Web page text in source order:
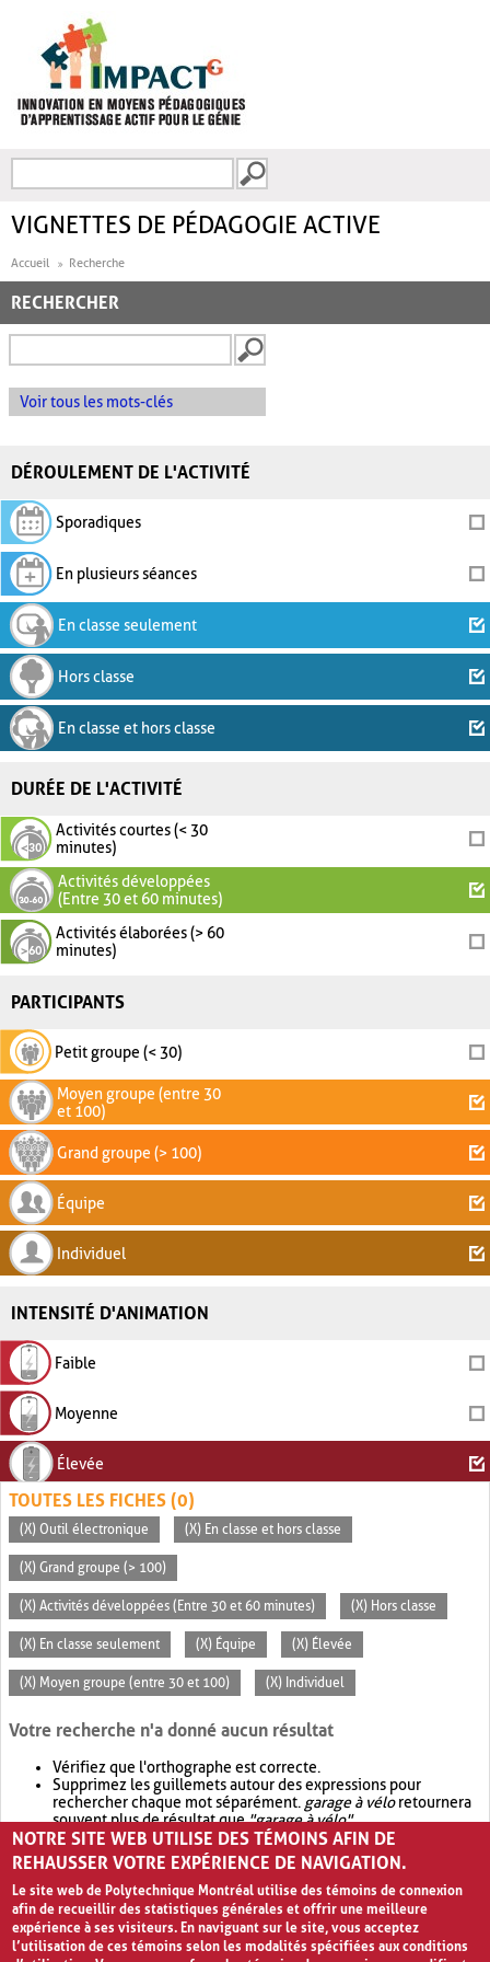
FORMULAIRE DE
VIGNETTES DE PÉDAGOGIE ACTIVE
Accueil Recherche
RECHERCHER
Voir tous les mots-clés
DÉROULEMENT DE L'ACTIVITÉ
Sporadiques
En plusieurs séances
En classe seulement
Hors classe
En classe et hors classe
DURÉE DE L'ACTIVITÉ
Activités courtes (< 30
minutes)
Activités développées
(Entre 30 et 60 minutes)
Activités élaborées (> 60
minutes)
PARTICIPANTS
Petit groupe (< 30)
Moyen groupe (entre 30
et 100)
Grand groupe (> 100)
Équipe
Individuel
INTENSITÉ D'ANIMATION
Faible
Moyenne
Élevée
TOUTES LES FICHES (0)
(X) Outil électronique (X) En classe et hors classe
(X) Grand groupe (> 100)
(X) Activités développées (Entre 30 et 60 minutes) (X) Hors classe
(X) En classe seulement (X) Équipe (X) Élevée
(X) Moyen groupe (entre 30 et 100) (X) Individuel
Votre recherche n'a donné aucun résultat
Vérifiez que l'orthographe est correcte.
Supprimez les guillemets autour des expressions pour
rechercher chaque mot séparément. garage à véloretournera
souvent plus de résultat que"garage à vélo".
Envisagez d'élargir votre recherche avec OR.garage OR vélo
retournera souvent plus de résultat quegarage à vélo
NOTRE SITE WEB UTILISE DES TÉMOINS AFIN DE
REHAUSSER VOTRE EXPÉRIENCE DE NAVIGATION.
Le site web de Polytechnique Montréal utilise des témoins de connexion
afin de recueillir des statistiques générales et offrir une meilleure
expérience à ses visiteurs. En naviguant sur le site, vous acceptez
l’utilisation de ces témoins selon les modalités spécifiées aux conditions